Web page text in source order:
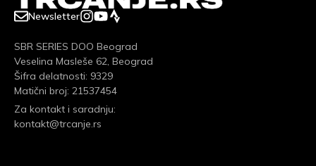
Newsletter
SBR SERIES DOO Beograd
Veselina Masleše 62, Beograd
Šifra delatnosti: 9329
Matični broj: 21537454
Za kontakt i saradnju:
kontakt@trcanje.rs